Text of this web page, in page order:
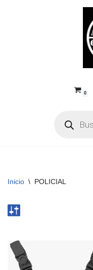
0
Inicio \ POLICIAL